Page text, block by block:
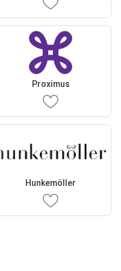
Proximus
Hunkemöller